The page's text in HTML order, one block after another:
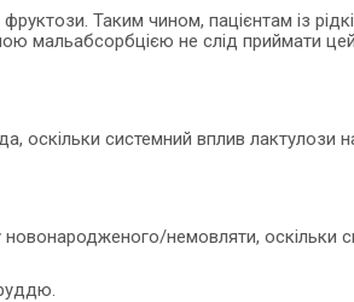
фруктози. Таким чином, пацієнтам із
мальабсорбцією не слід приймати
оскільки системний вплив лактулози
немовляти, оскільки